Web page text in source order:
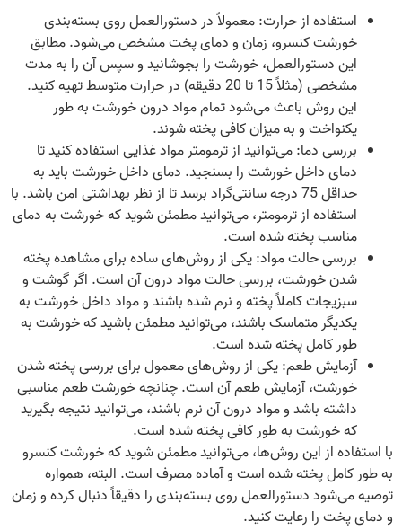
استفاده از حرارت: معمولاً در دستورالعمل روی بسته‌بندی
خورشت کنسرو، زمان و دمای پخت مشخص می‌شود. مطابق
این دستورالعمل، خورشت را بجوشانید و سپس آن را به مدت
مشخصی (مثلاً 15 تا 20 دقیقه) در حرارت متوسط تهیه کنید.
این روش باعث می‌شود تمام مواد درون خورشت به طور
یکنواخت و به میزان کافی پخته شوند.
بررسی دما: می‌توانید از ترمومتر مواد غذایی استفاده کنید تا
دمای داخل خورشت را بسنجید. دمای داخل خورشت باید به
حداقل 75 درجه سانتی‌گراد برسد تا از نظر بهداشتی امن باشد. با
استفاده از ترمومتر، می‌توانید مطمئن شوید که خورشت به دمای
مناسب پخته شده است.
بررسی حالت مواد: یکی از روش‌های ساده برای مشاهده پخته
شدن خورشت، بررسی حالت مواد درون آن است. اگر گوشت و
سبزیجات کاملاً پخته و نرم شده باشند و مواد داخل خورشت به
یکدیگر متماسک باشند، می‌توانید مطمئن باشید که خورشت به
طور کامل پخته شده است.
آزمایش طعم: یکی از روش‌های معمول برای بررسی پخته شدن
خورشت، آزمایش طعم آن است. چنانچه خورشت طعم مناسبی
داشته باشد و مواد درون آن نرم باشند، می‌توانید نتیجه بگیرید
که خورشت به طور کافی پخته شده است.
با استفاده از این روش‌ها، می‌توانید مطمئن شوید که خورشت کنسرو
به طور کامل پخته شده است و آماده مصرف است. البته، همواره
توصیه می‌شود دستورالعمل روی بسته‌بندی را دقیقاً دنبال کرده و زمان
و دمای پخت را رعایت کنید.